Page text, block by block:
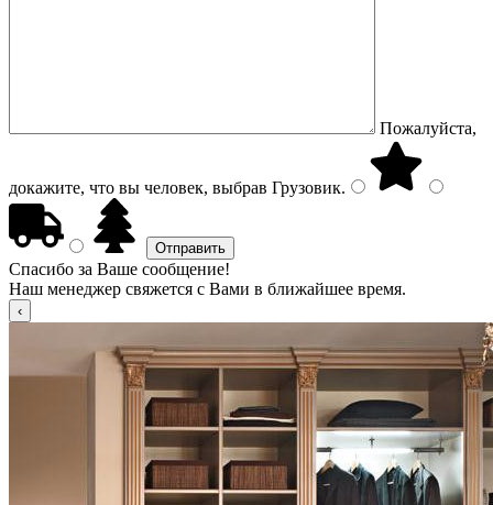
Пожалуйста,
докажите, что вы человек, выбрав Грузовик.
Спасибо за Ваше сообщение!
Наш менеджер свяжется с Вами в ближайшее время.